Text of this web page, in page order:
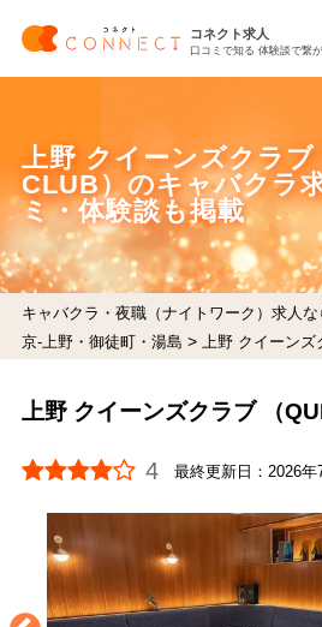
コネクト求人
口コミで知る 体験談で繋
上野 クイーンズクラブ
CLUB）のキャバクラ
ミ・体験談も掲載
キャバクラ・夜職（ナイトワーク）求人な
京-上野・御徒町・湯島 > 上野 クイーンズ
上野 クイーンズクラブ （
4 最終更新日：2026年